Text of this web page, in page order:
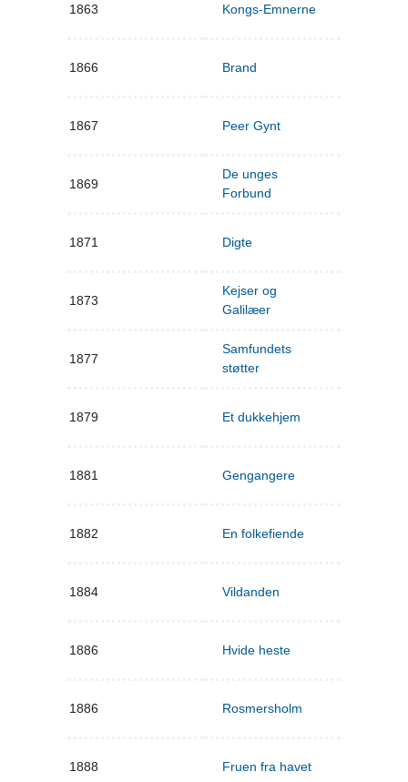
1863 Kongs-Emnerne
1866 Brand
1867 Peer Gynt
1869
De unges
Forbund
1871 Digte
1873
Kejser og
Galilæer
1877
Samfundets
støtter
1879 Et dukkehjem
1881 Gengangere
1882 En folkefiende
1884 Vildanden
1886 Hvide heste
1886 Rosmersholm
1888 Fruen fra havet